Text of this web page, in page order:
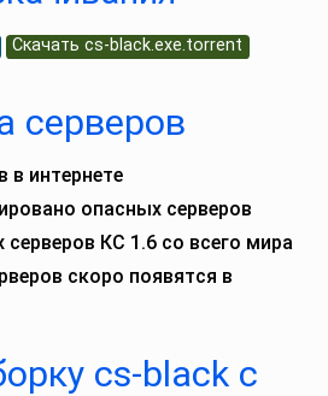
Скачать cs-black.exe.torrent
серверов
в интернете
опасных серверов
КС 1.6 со всего мира
скоро появятся в
cs-black с